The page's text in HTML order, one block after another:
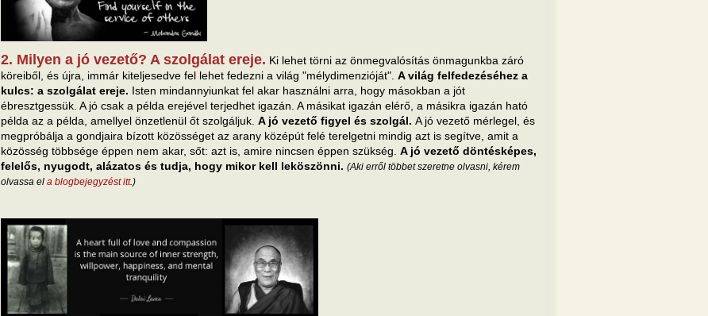
2. Milyen a jó vezető? A szolgálat ereje. Ki lehet törni az önmegvalósítás önmagunkba záró
köreiből, és újra, immár kiteljesedve fel lehet fedezni a világ "mélydimenzióját". A világ felfedezéséhez a
kulcs: a szolgálat ereje. Isten mindannyiunkat fel akar használni arra, hogy másokban a jót
ébresztgessük. A jó csak a példa erejével terjedhet igazán. A másikat igazán elérő, a másikra igazán ható
példa az a példa, amellyel önzetlenül őt szolgáljuk. A jó vezető figyel és szolgál. A jó vezető mérlegel, és
megpróbálja a gondjaira bízott közösséget az arany középút felé terelgetni mindig azt is segítve, amit a
közösség többsége éppen nem akar, sőt: azt is, amire nincsen éppen szükség. A jó vezető döntésképes,
felelős, nyugodt, alázatos és tudja, hogy mikor kell leköszönni. (Aki erről többet szeretne olvasni, kérem
olvassa el a blogbejegyzést itt.)